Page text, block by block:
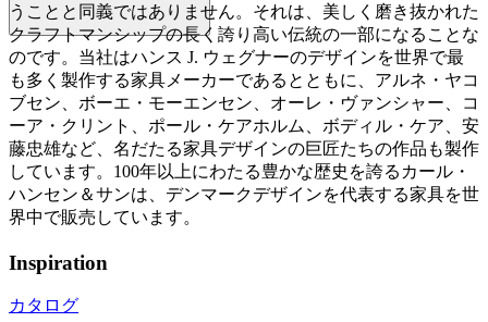
うことと同義ではありません。それは、美しく磨き抜かれた
クラフトマンシップの長く誇り高い伝統の一部になることな
のです。当社はハンス J. ウェグナーのデザインを世界で最
も多く製作する家具メーカーであるとともに、アルネ・ヤコ
ブセン、ボーエ・モーエンセン、オーレ・ヴァンシャー、コ
ーア・クリント、ポール・ケアホルム、ボディル・ケア、安
藤忠雄など、名だたる家具デザインの巨匠たちの作品も製作
しています。100年以上にわたる豊かな歴史を誇るカール・
ハンセン＆サンは、デンマークデザインを代表する家具を世
界中で販売しています。
Inspiration
カタログ